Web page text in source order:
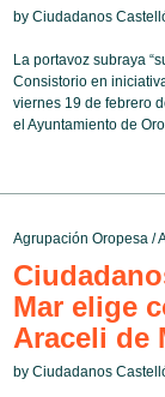
by Ciudadanos
La portavoz subraya
Consistorio en
viernes 19 de febrero
el Ayuntamiento de
Agrupación Oropesa/
Mar elige
Araceli de
by Ciudadanos